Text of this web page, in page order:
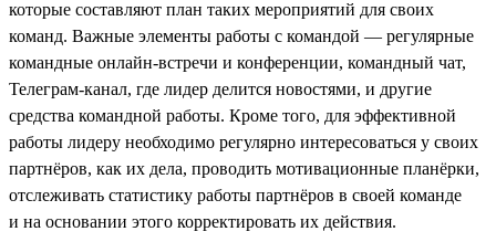
которые составляют план таких мероприятий для своих
команд. Важные элементы работы с командой — регулярные
командные онлайн-встречи и конференции, командный чат,
Телеграм-канал, где лидер делится новостями, и другие
средства командной работы. Кроме того, для эффективной
работы лидеру необходимо регулярно интересоваться у своих
партнёров, как их дела, проводить мотивационные планёрки,
отслеживать статистику работы партнёров в своей команде
и на основании этого корректировать их действия.